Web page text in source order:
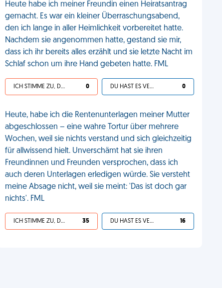
Heute habe ich meiner Freundin einen Heiratsantrag
gemacht. Es war ein kleiner Überraschungsabend,
den ich lange in aller Heimlichkeit vorbereitet hatte.
Nachdem sie angenommen hatte, gestand sie mir,
dass ich ihr bereits alles erzählt und sie letzte Nacht im
Schlaf schon um ihre Hand gebeten hatte. FML
ICH STIMME ZU, DEIN LEBEN IST SCHEISSE 0 DU HAST ES VERDIENT 0
Heute, habe ich die Rentenunterlagen meiner Mutter
abgeschlossen – eine wahre Tortur über mehrere
Wochen, weil sie nichts verstand und sich gleichzeitig
für allwissend hielt. Unverschämt hat sie ihren
Freundinnen und Freunden versprochen, dass ich
auch deren Unterlagen erledigen würde. Sie versteht
meine Absage nicht, weil sie meint: 'Das ist doch gar
nichts'. FML
ICH STIMME ZU, DEIN LEBEN IST SCHEISSE 35 DU HAST ES VERDIENT 16